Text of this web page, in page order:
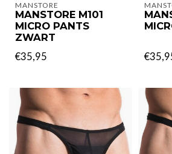
MANSTORE
MANSTORE M101
MICRO PANTS
ZWART
€35,95